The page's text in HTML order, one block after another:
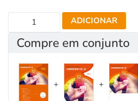
ADICIONAR
Compre em conjunto